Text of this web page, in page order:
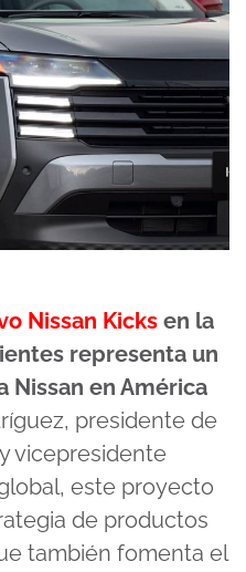
Nissan Kicks en la
representa un
Nissan en América
presidente de
vicepresidente
este proyecto
de productos
también fomenta el